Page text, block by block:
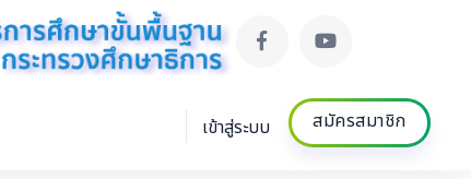
เข้าสู่ระบบ สมัครสมาชิก